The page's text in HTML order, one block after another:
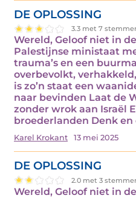
DE OPLOSSING
3.3 met 7
Wereld, Geloof niet in
Palestijnse ministaat
trauma’s en een
overbevolkt,
is zo’n staat een
naar bevinden Laat de
zonder wrok aan Israël
broederlanden Denk
Karel Krokant 13 mei 2025
DE OPLOSSING
2.0 met 3
Wereld, Geloof niet in